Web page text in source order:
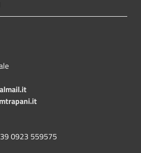
0923 559575